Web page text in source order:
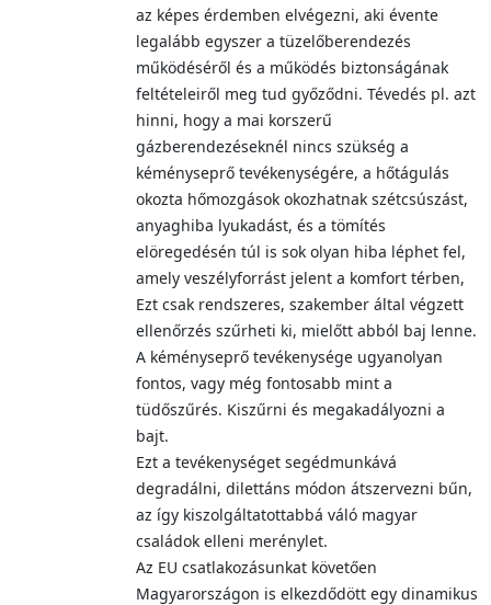
az képes érdemben elvégezni, aki évente
legalább egyszer a tüzelőberendezés
működéséről és a működés biztonságának
feltételeiről meg tud győződni. Tévedés pl. azt
hinni, hogy a mai korszerű
gázberendezéseknél nincs szükség a
kéményseprő tevékenységére, a hőtágulás
okozta hőmozgások okozhatnak szétcsúszást,
anyaghiba lyukadást, és a tömítés
elöregedésén túl is sok olyan hiba léphet fel,
amely veszélyforrást jelent a komfort térben,
Ezt csak rendszeres, szakember által végzett
ellenőrzés szűrheti ki, mielőtt abból baj lenne.
A kéményseprő tevékenysége ugyanolyan
fontos, vagy még fontosabb mint a
tüdőszűrés. Kiszűrni és megakadályozni a
bajt.
Ezt a tevékenységet segédmunkává
degradálni, dilettáns módon átszervezni bűn,
az így kiszolgáltatottabbá váló magyar
családok elleni merénylet.
Az EU csatlakozásunkat követően
Magyarországon is elkezdődött egy dinamikus